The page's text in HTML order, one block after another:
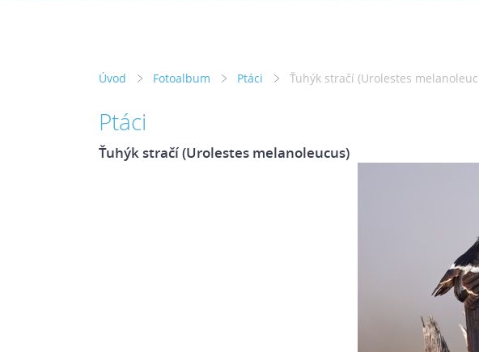
Úvod Fotoalbum Ptáci Ťuhýk stračí (Urolestes
Ptáci
Ťuhýk stračí (Urolestes melanoleucus)